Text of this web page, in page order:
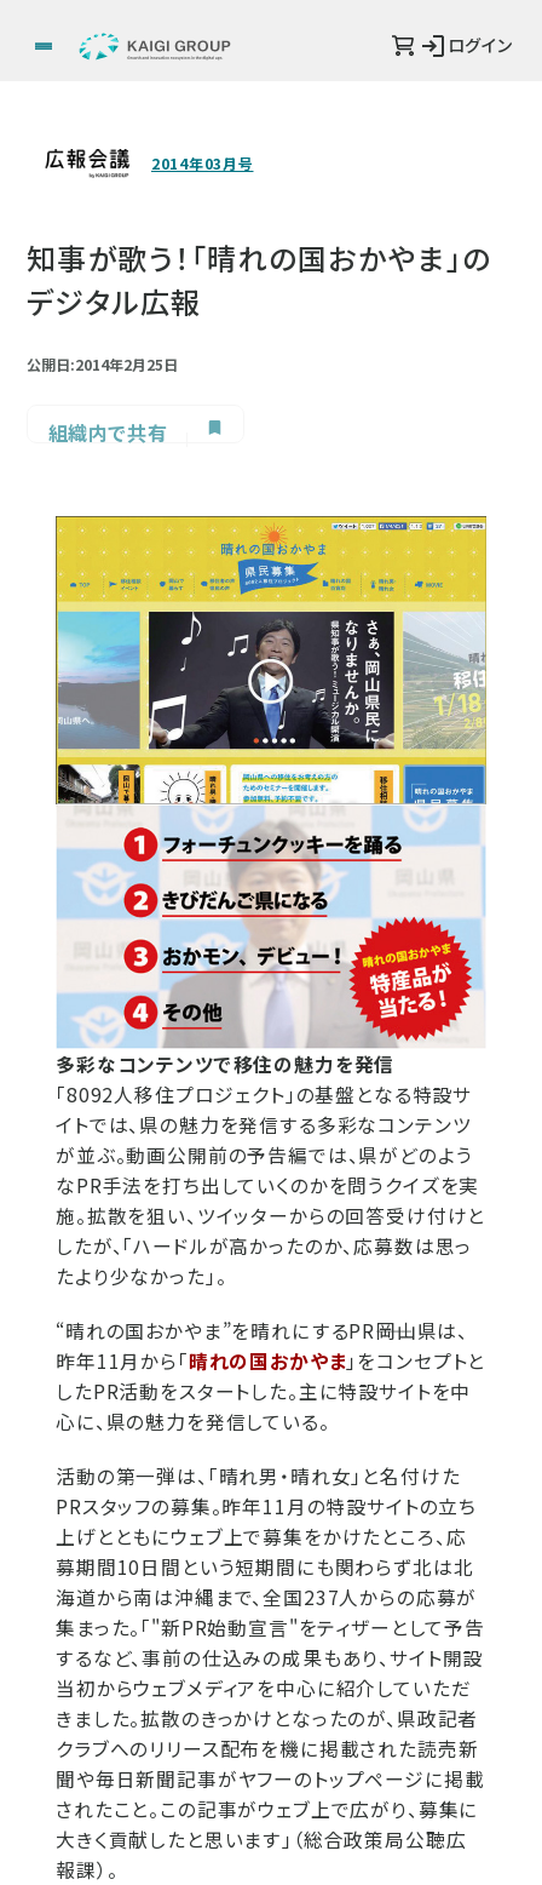
ログイン
2014年03月号
知事が歌う！「晴れの国おかやま」の
デジタル広報
公開日:2014年2月25日
組織内で共有
多彩なコンテンツで移住の魅力を発信
「8092人移住プロジェクト」の基盤となる特設サ
イトでは、県の魅力を発信する多彩なコンテンツ
が並ぶ。動画公開前の予告編では、県がどのよう
なPR手法を打ち出していくのかを問うクイズを実
施。拡散を狙い、ツイッターからの回答受け付けと
したが、「ハードルが高かったのか、応募数は思っ
たより少なかった」。
“晴れの国おかやま”を晴れにするPR――岡山県は、
昨年11月から「晴れの国おかやま」をコンセプトと
したPR活動をスタートした。主に特設サイトを中
心に、県の魅力を発信している。
活動の第一弾は、「晴れ男・晴れ女」と名付けた
PRスタッフの募集。昨年11月の特設サイトの立ち
上げとともにウェブ上で募集をかけたところ、応
募期間10日間という短期間にも関わらず北は北
海道から南は沖縄まで、全国237人からの応募が
集まった。「"新PR始動宣言"をティザーとして予告
するなど、事前の仕込みの成果もあり、サイト開設
当初からウェブメディアを中心に紹介していただ
きました。拡散のきっかけとなったのが、県政記者
クラブへのリリース配布を機に掲載された読売新
聞や毎日新聞記事がヤフーのトップページに掲載
されたこと。この記事がウェブ上で広がり、募集に
大きく貢献したと思います」（総合政策局公聴広
報課）。